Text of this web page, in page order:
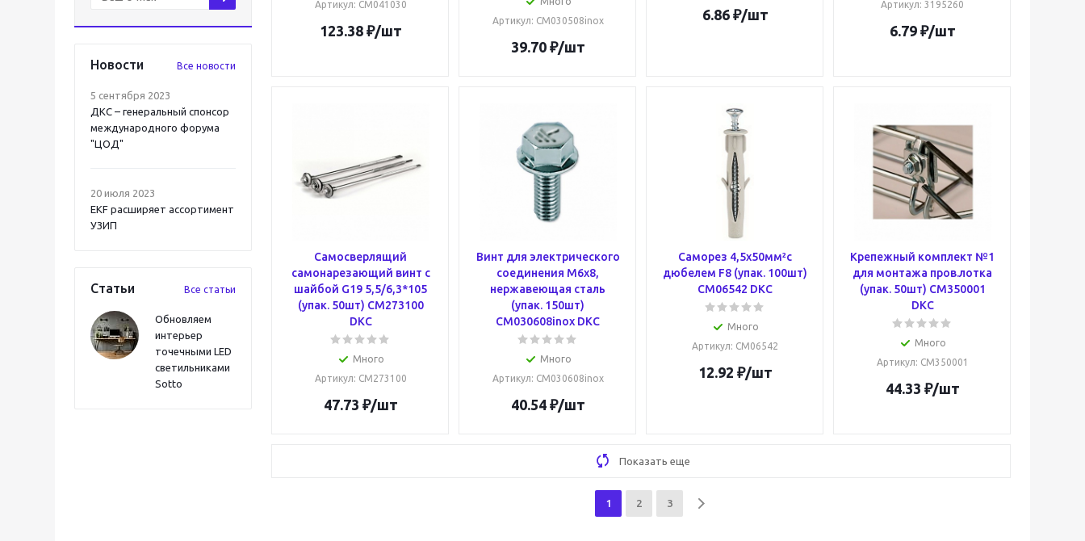
Новости Все новости
5 сентября 2023
ДКС – генеральный спонсор
международного форума
"ЦОД"
20 июля 2023
EKF расширяет ассортимент
УЗИП
Статьи Все статьи
Обновляем
интерьер
точечными LED
светильниками
Sotto
Артикул: CM041030
123.38₽/шт
Артикул: CM030508inox
39.70₽/шт
6.86₽/шт
Артикул: 3195260
6.79₽/шт
Самосверлящий
самонарезающий винт с
шайбой G19 5,5/6,3*105
(упак. 50шт) CM273100
DKC
Много
Артикул: CM273100
47.73 ₽/шт
Винт для электрического
соединения М6х8,
нержавеющая сталь
(упак. 150шт)
CM030608inox DKC
Много
Артикул: CM030608inox
40.54₽/шт
Саморез 4,5х50мм²с
дюбелем F8 (упак. 100шт)
CM06542 DKC
Много
Артикул: CM06542
12.92 ₽/шт
Крепежный комплект №1
для монтажа пров.лотка
(упак. 50шт) CM350001
DKC
Много
Артикул: CM350001
44.33 ₽/шт
Показать еще
1 2 3